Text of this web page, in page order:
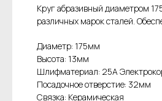
Круг абразивный диаметром
различных марок сталей.
Диаметр: 175мм
Высота: 13мм
Шлифматериал: 25А
Посадочное отверстие: 32мм
Связка: Керамическая